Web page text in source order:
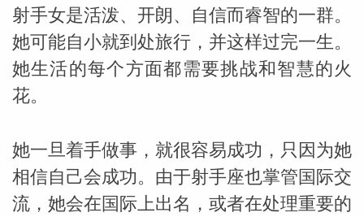
苏珊米
射手女是活泼、开朗、自信而睿智的一群。
她可能自小就到处旅行，并这样过完一生。
她生活的每个方面都需要挑战和智慧的火
花。
她一旦着手做事，就很容易成功，只因为她
相信自己会成功。由于射手座也掌管国际交
流，她会在国际上出名，或者在处理重要的